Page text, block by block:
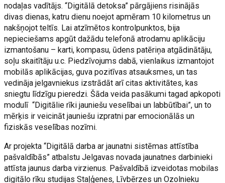
nodaļas vadītājs. “Digitālā detoksa” pārgājiens risinājās
divas dienas, katru dienu noejot apmēram 10 kilometrus un
nakšņojot teltīs. Lai atzīmētos kontrolpunktos, bija
nepieciešams apgūt dažādu telefonā atrodamu aplikāciju
izmantošanu – karti, kompasu, ūdens patēriņa atgādinātāju,
soļu skaitītāju u.c. Piedzīvojums dabā, vienlaikus izmantojot
mobilās aplikācijas, guva pozitīvas atsauksmes, un tas
vedināja jelgavniekus izstrādāt arī citas aktivitātes, kas
sniegtu līdzīgu pieredzi. Šāda veida pasākumi tagad apkopoti
modulī “Digitālie rīki jauniešu veselībai un labbūtībai”, un to
mērķis ir veicināt jauniešu izpratni par emocionālās un
fiziskās veselības nozīmi.
Ar projekta “Digitālā darba ar jaunatni sistēmas attīstība
pašvaldībās” atbalstu Jelgavas novada jaunatnes darbinieki
attīsta jaunus darba virzienus. Pašvaldībā izveidotas mobilas
digitālo rīku studijas Staļģenes, Līvbērzes un Ozolnieku